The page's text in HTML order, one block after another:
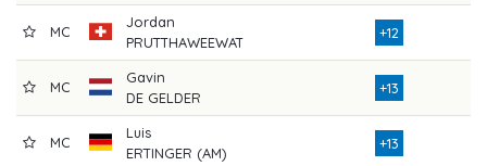
MC
Jordan
PRUTTHAWEEWAT
+12
MC
Gavin
DE GELDER
+13
MC
Luis
ERTINGER (AM)
+13